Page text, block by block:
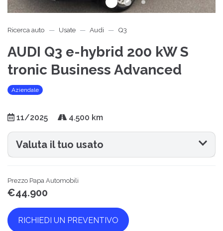
Ricerca auto Usate Audi Q3
AUDI Q3 e-hybrid 200 kW S
tronic Business Advanced
Aziendale
11/2025 4.500 km
Valuta il tuo usato
Prezzo Papa Automobili
€44.900
RICHIEDI UN PREVENTIVO